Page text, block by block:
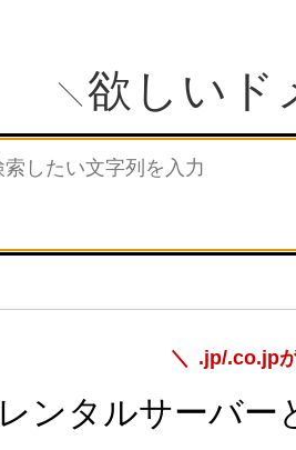
欲しいド
.jp/.co.jp
レンタルサーバー